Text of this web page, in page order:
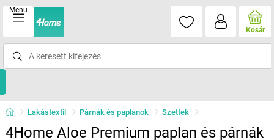
Menu
Kosár
Lakástextil Párnák és paplanok Szettek
4Home Aloe Premium paplan és párnák